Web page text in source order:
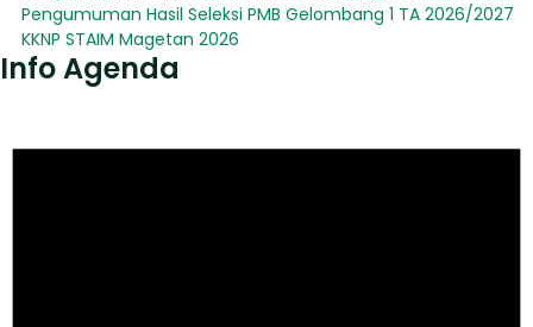
Pengumuman Hasil Seleksi PMB Gelombang 1 TA 2026/2027
KKNP STAIM Magetan 2026
Info Agenda